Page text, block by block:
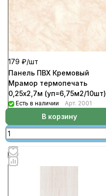
179 ₽/шт
Панель ПВХ Кремовый
Мрамор термопечать
0,25х2,7м (уп=6,75м2/10шт)
Есть в наличии Арт. 2001
В корзину